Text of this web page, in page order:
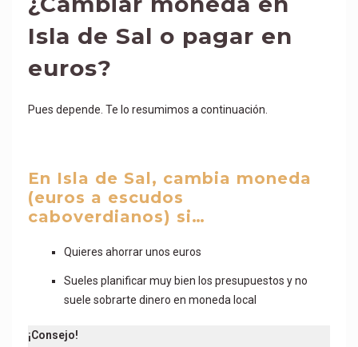
Isla de Sal o pagar en
euros?
Pues depende. Te lo resumimos a continuación.
En Isla de Sal, cambia moneda
(euros a escudos
caboverdianos) si…
Quieres ahorrar unos euros
Sueles planificar muy bien los presupuestos y no
suele sobrarte dinero en moneda local
¡Consejo!